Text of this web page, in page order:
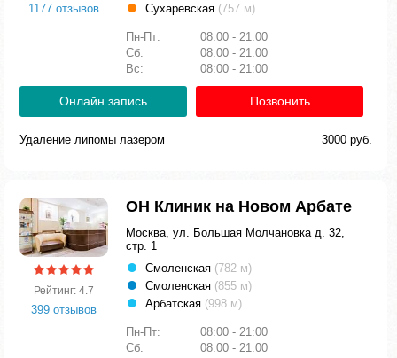
1177 отзывов
Сухаревская (757 м)
Пн-Пт:
08:00 - 21:00
Сб:
08:00 - 21:00
Вс:
08:00 - 21:00
Онлайн запись Позвонить
Удаление липомы лазером 3000 руб.
Рейтинг: 4.7
399 отзывов
ОН Клиник на Новом Арбате
Москва, ул. Большая Молчановка д. 32,
стр. 1
Смоленская (782 м)
Смоленская (855 м)
Арбатская (998 м)
Пн-Пт:
08:00 - 21:00
Сб:
08:00 - 21:00